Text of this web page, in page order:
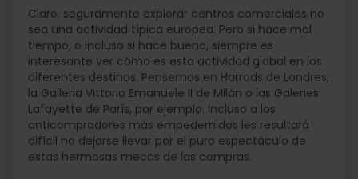
Claro, seguramente explorar centros comerciales no
sea una actividad típica europea. Pero si hace mal
tiempo, o incluso si hace bueno, siempre es
interesante ver cómo es esta actividad global en los
diferentes destinos. Pensemos en Harrods de Londres,
la Galleria Vittorio Emanuele II de Milán o las Galeries
Lafayette de París, por ejemplo. Incluso a los
anticompradores más empedernidos les resultará
difícil no dejarse llevar por el puro espectáculo de
estas hermosas mecas de las compras.